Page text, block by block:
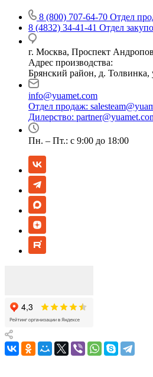
8 (800) 707-64-70 Отдел
8 (4832) 34-41-41 Отдел
г. Москва, Проспект
Адрес производства:
Брянский район, д. Толвинка,
info@yuamet.com
Отдел продаж:
Дилерство:
Пн. – Пт.: с 9:00 до 18:00